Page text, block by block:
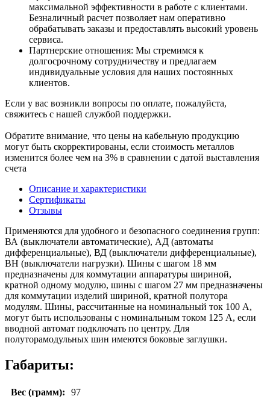
максимальной эффективности в работе с клиентами.
Безналичный расчет позволяет нам оперативно
обрабатывать заказы и предоставлять высокий уровень
сервиса.
Партнерские отношения: Мы стремимся к
долгосрочному сотрудничеству и предлагаем
индивидуальные условия для наших постоянных
клиентов.
Если у вас возникли вопросы по оплате, пожалуйста,
свяжитесь с нашей службой поддержки.
Обратите внимание, что цены на кабельную продукцию
могут быть скорректированы, если стоимость металлов
изменится более чем на 3% в сравнении с датой выставления
счета
Описание и характеристики
Сертификаты
Отзывы
Применяются для удобного и безопасного соединения групп:
ВА (выключатели автоматические), АД (автоматы
дифференциальные), ВД (выключатели дифференциальные),
ВН (выключатели нагрузки). Шины с шагом 18 мм
предназначены для коммутации аппаратуры шириной,
кратной одному модулю, шины с шагом 27 мм предназначены
для коммутации изделий шириной, кратной полутора
модулям. Шины, рассчитанные на номинальный ток 100 А,
могут быть использованы с номинальным током 125 А, если
вводной автомат подключать по центру. Для
полуторамодульных шин имеются боковые заглушки.
Габариты:
Вес (грамм):
97